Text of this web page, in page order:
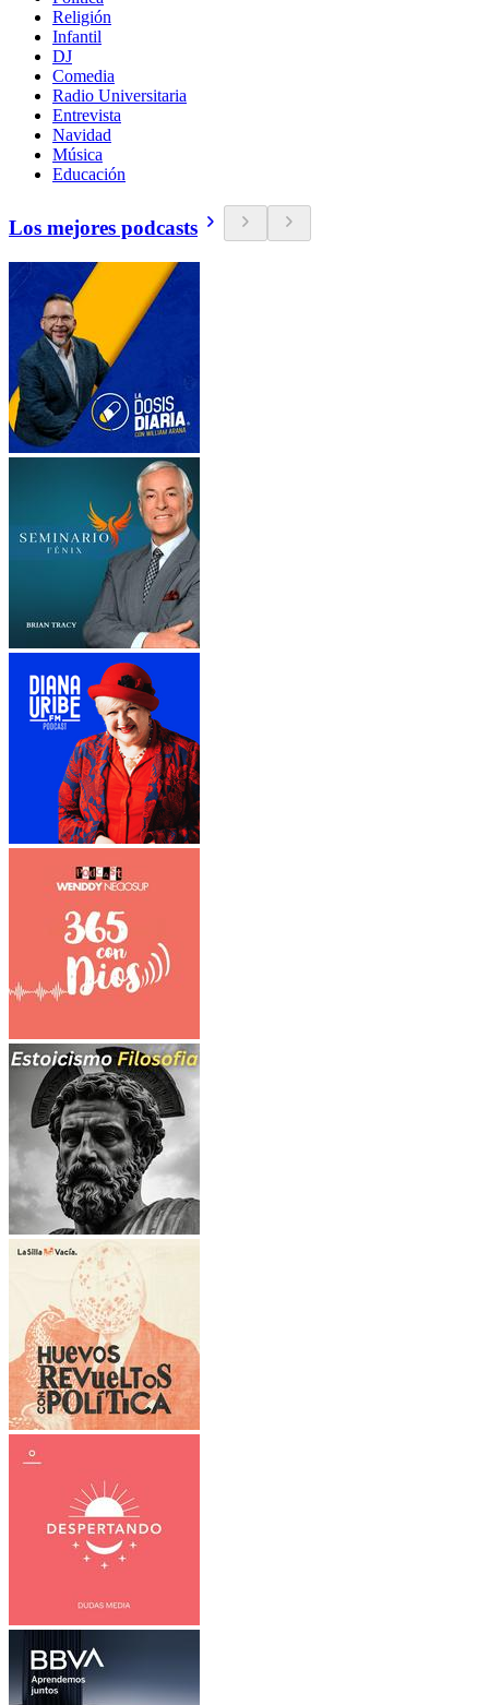
Religión
Infantil
DJ
Comedia
Radio Universitaria
Entrevista
Navidad
Música
Educación
Los mejores podcasts